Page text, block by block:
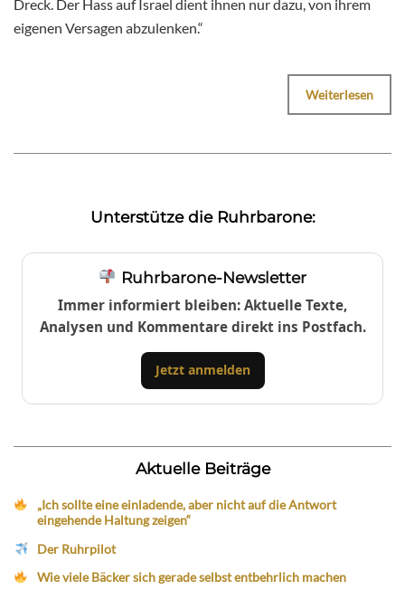
Dreck. Der Hass auf Israel dient ihnen nur dazu, von ihrem
eigenen Versagen abzulenken.“
Weiterlesen
Unterstütze die Ruhrbarone:
Ruhrbarone-Newsletter
Immer informiert bleiben: Aktuelle Texte,
Analysen und Kommentare direkt ins Postfach.
Jetzt anmelden
Aktuelle Beiträge
„Ich sollte eine einladende, aber nicht auf die Antwort
eingehende Haltung zeigen“
Der Ruhrpilot
Wie viele Bäcker sich gerade selbst entbehrlich machen